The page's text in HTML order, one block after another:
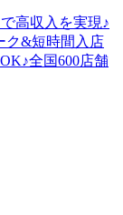
高収入を実現♪
ク&短時間入店
全国600店舗